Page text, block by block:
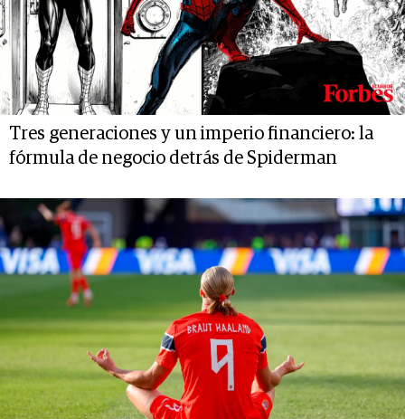
Tres generaciones y un imperio financiero: la
fórmula de negocio detrás de Spiderman